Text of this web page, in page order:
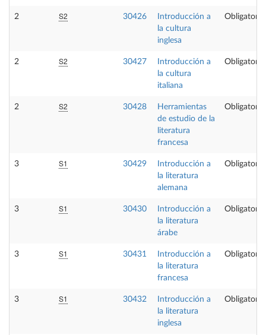
2 S2 30426
Introducción a
la cultura
inglesa
Obligatoria
2 S2 30427
Introducción a
la cultura
italiana
Obligatoria
2 S2 30428
Herramientas
de estudio de la
literatura
francesa
Obligatoria
3 S1 30429
Introducción a
la literatura
alemana
Obligatoria
3 S1 30430
Introducción a
la literatura
árabe
Obligatoria
3 S1 30431
Introducción a
la literatura
francesa
Obligatoria
3 S1 30432
Introducción a
la literatura
inglesa
Obligatoria